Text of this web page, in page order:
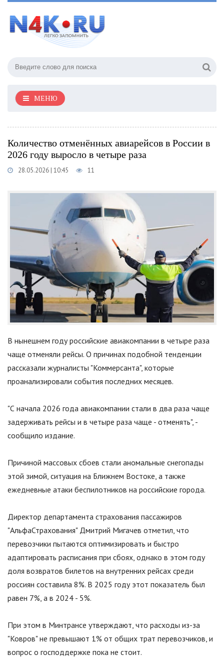
МЕНЮ
Количество отменённых авиарейсов в России в
2026 году выросло в четыре раза
28.05.2026 | 10:45 11
В нынешнем году российские авиакомпании в четыре раза
чаще отменяли рейсы. О причинах подобной тенденции
рассказали журналисты "Коммерсанта", которые
проанализировали события последних месяцев.
"С начала 2026 года авиакомпании стали в два раза чаще
задерживать рейсы и в четыре раза чаще - отменять", -
сообщило издание.
Причиной массовых сбоев стали аномальные снегопады
этой зимой, ситуация на Ближнем Востоке, а также
ежедневные атаки беспилотников на российские города.
Директор департамента страхования пассажиров
"АльфаСтрахования"Дмитрий Мигачев отметил, что
перевозчики пытаются оптимизировать и быстро
адаптировать расписания при сбоях, однако в этом году
доля возвратов билетов на внутренних рейсах среди
россиян составила 8%. В 2025 году этот показатель был
равен 7%, а в 2024 - 5%.
При этом в Минтрансе утверждают, что расходы из-за
"Ковров" не превышают 1% от общих трат перевозчиков, и
вопрос о господдержке пока не стоит.